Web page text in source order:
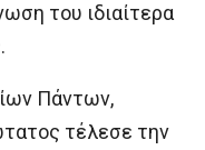
του ιδιαίτερα
Πάντων,
τέλεσε την